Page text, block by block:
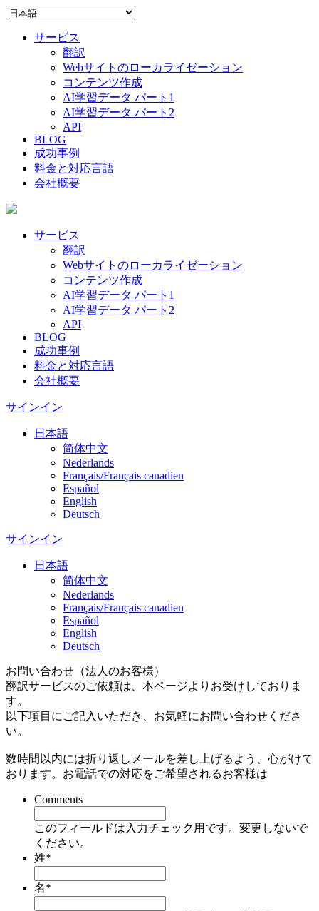
サービス
翻訳
Webサイトのローカライゼーション
コンテンツ作成
AI学習データ パート1
AI学習データ パート2
API
BLOG
成功事例
料金と対応言語
会社概要
サービス
翻訳
Webサイトのローカライゼーション
コンテンツ作成
AI学習データ パート1
AI学習データ パート2
API
BLOG
成功事例
料金と対応言語
会社概要
サインイン
日本語
简体中文
Nederlands
Français/Français canadien
Español
English
Deutsch
サインイン
日本語
简体中文
Nederlands
Français/Français canadien
Español
English
Deutsch
お問い合わせ（法人のお客様）
翻訳サービスのご依頼は、本ページよりお受けしておりま
す。
以下項目にご記入いただき、お気軽にお問い合わせくださ
い。
数時間以内には折り返しメールを差し上げるよう、心がけて
おります。お電話での対応をご希望されるお客様は
Comments
このフィールドは入力チェック用です。変更しないで
ください。
姓*
名*